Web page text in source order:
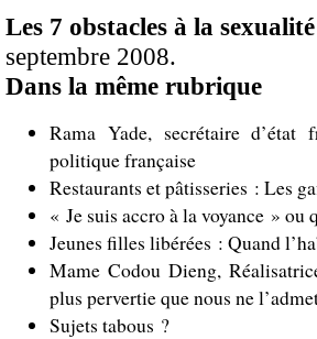
Les 7 obstacles à la
septembre 2008.
Dans la même rubrique
Rama Yade, secrétaire
politique française
Restaurants et pâtisseries : Les
« Je suis accro à la voyance »
Jeunes filles libérées : Quand
Mame Codou Dieng,
plus pervertie que nous ne
Sujets tabous ?